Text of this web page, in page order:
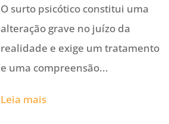
O surto psicótico constitui uma
alteração grave no juízo da
realidade e exige um tratamento
e uma compreensão...
Leia mais